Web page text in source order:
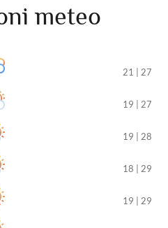
meteo
21 | 27
19 | 27
19 | 28
18 | 29
19 | 29